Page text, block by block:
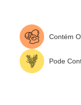
Contém
Pode